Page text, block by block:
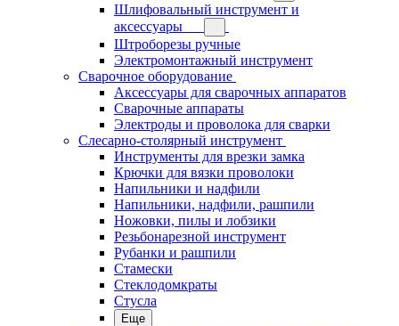
Шлифовальный инструмент и
аксессуары
Штроборезы ручные
Электромонтажный инструмент
Сварочное оборудование
Аксессуары для сварочных аппаратов
Сварочные аппараты
Электроды и проволока для сварки
Слесарно-столярный инструмент
Инструменты для врезки замка
Крючки для вязки проволоки
Напильники и надфили
Напильники, надфили, рашпили
Ножовки, пилы и лобзики
Резьбонарезной инструмент
Рубанки и рашпили
Стамески
Стеклодомкраты
Стусла
Еще